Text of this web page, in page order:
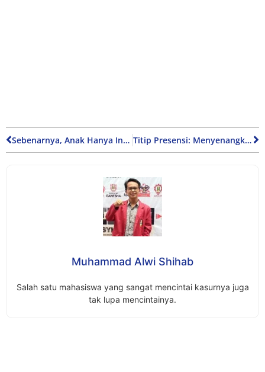
Sebenarnya, Anak Hanya Ingin Orang Tua Melakukan Hal-hal Ini Titip Presensi: Menyenangkan bagi Pelaku, Mendebarkan bagi yang Dimintai Bantuan
Muhammad Alwi Shihab
Salah satu mahasiswa yang sangat mencintai kasurnya juga
tak lupa mencintainya.